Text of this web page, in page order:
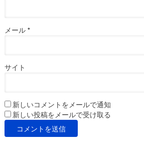
メール *
サイト
新しいコメントをメールで通知
新しい投稿をメールで受け取る